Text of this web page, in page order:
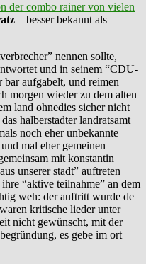
der combo rainer von vielen
– besser bekannt als
nennen sollte,
und in seinem “CDU-
bar aufgabelt, und reimen
morgen wieder zu dem alten
land ohnedies sicher nicht
halberstadter landratsamt
noch eher unbekannte
mal eher gemeinen
mit konstantin
unserer stadt” auftreten
“aktive teilnahme” an dem
weh: der auftritt wurde de
kritische lieder unter
nicht gewünscht, mit der
es gebe im ort